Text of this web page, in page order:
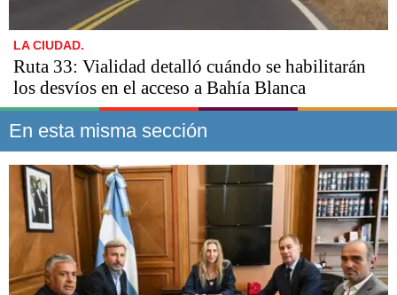
LA CIUDAD.
Ruta 33: Vialidad detalló cuándo se habilitarán
los desvíos en el acceso a Bahía Blanca
En esta misma sección